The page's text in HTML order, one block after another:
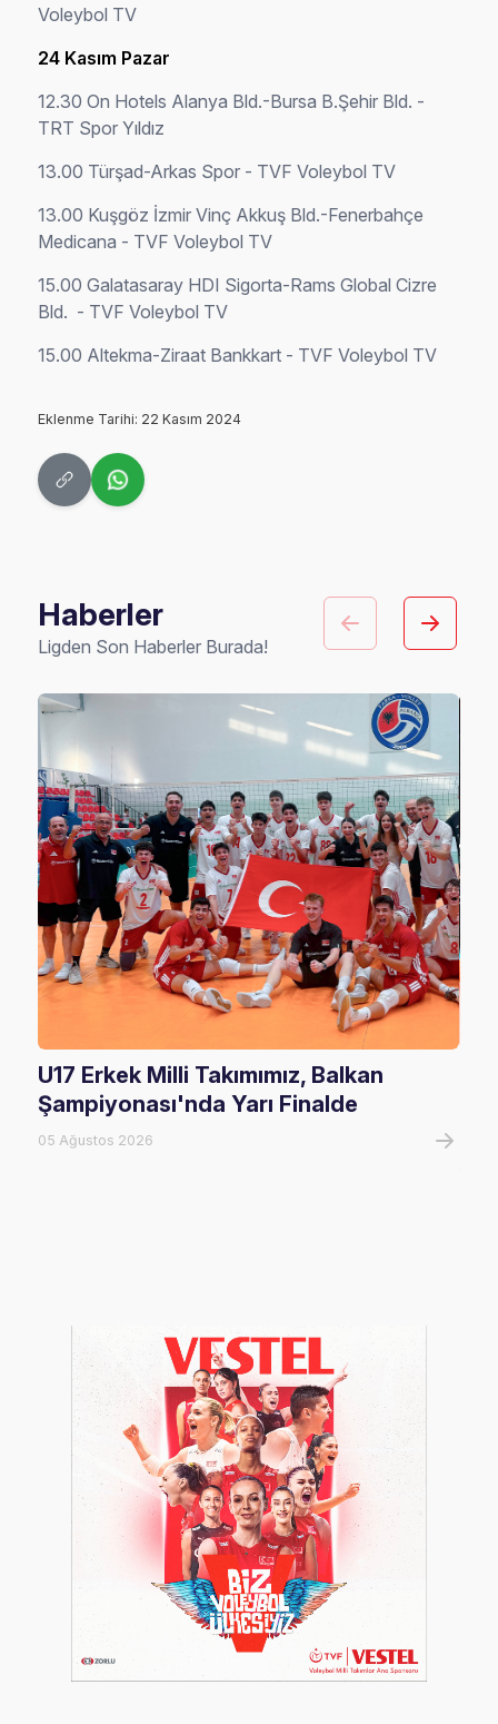
Voleybol TV
24 Kasım Pazar
12.30 On Hotels Alanya Bld.-Bursa B.Şehir Bld. -
TRT Spor Yıldız
13.00 Türşad-Arkas Spor - TVF Voleybol TV
13.00 Kuşgöz İzmir Vinç Akkuş Bld.-Fenerbahçe
Medicana - TVF Voleybol TV
15.00 Galatasaray HDI Sigorta-Rams Global Cizre
Bld. - TVF Voleybol TV
15.00 Altekma-Ziraat Bankkart - TVF Voleybol TV
Eklenme Tarihi: 22 Kasım 2024
Haberler
Ligden Son Haberler Burada!
U17 Erkek Milli Takımımız, Balkan
Şampiyonası'nda Yarı Finalde
05 Ağustos 2026